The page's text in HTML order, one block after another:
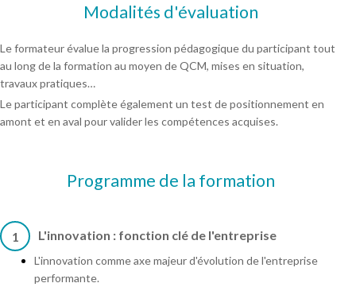
Modalités d'évaluation
Le formateur évalue la progression pédagogique du participant tout
au long de la formation au moyen de QCM, mises en situation,
travaux pratiques…
Le participant complète également un test de positionnement en
amont et en aval pour valider les compétences acquises.
Programme de la formation
1 L'innovation : fonction clé de l'entreprise
L'innovation comme axe majeur d'évolution de l'entreprise
performante.